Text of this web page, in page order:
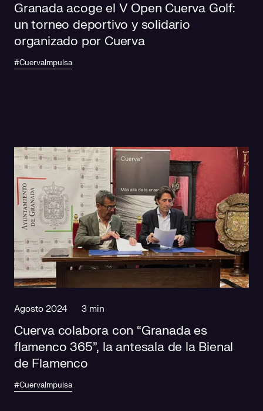
Granada acoge el V Open Cuerva Golf:
un torneo deportivo y solidario
organizado por Cuerva
#CuervaImpulsa
Agosto 2024 3 min
Cuerva colabora con “Granada es
flamenco 365”, la antesala de la Bienal
de Flamenco
#CuervaImpulsa